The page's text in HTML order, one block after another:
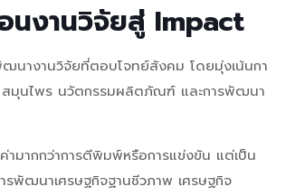
นงานวิจัยสู่ Impact
นางานวิจัยที่ตอบโจทย์สังคม โดยมุ่งเน้นกา
สมุนไพร นวัตกรรมผลิตภัณฑ์ และการพัฒนา
มากกว่าการตีพิมพ์หรือการแข่งขัน แต่เป็น
รพัฒนาเศรษฐกิจฐานชีวภาพ เศรษฐกิจ